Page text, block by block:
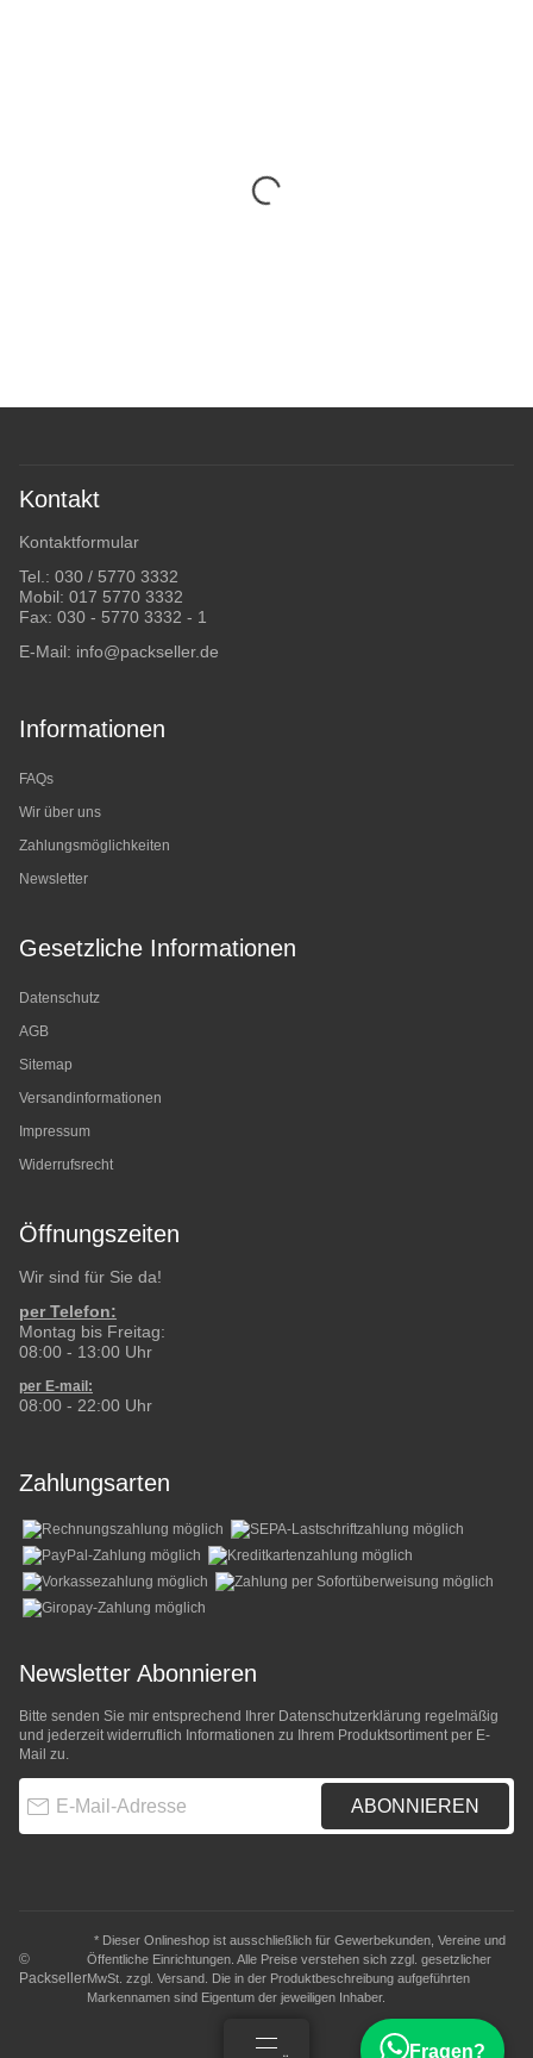
Kontakt
Kontaktformular
Tel.: 030 / 5770 3332
Mobil: 017 5770 3332
Fax: 030 - 5770 3332 - 1
E-Mail: info@packseller.de
Informationen
FAQs
Wir über uns
Zahlungsmöglichkeiten
Newsletter
Gesetzliche Informationen
Datenschutz
AGB
Sitemap
Versandinformationen
Impressum
Widerrufsrecht
Öffnungszeiten
Wir sind für Sie da!
per Telefon:
Montag bis Freitag:
08:00 - 13:00 Uhr
per E-mail:
08:00 - 22:00 Uhr
Zahlungsarten
Newsletter Abonnieren
Bitte senden Sie mir entsprechend Ihrer Datenschutzerklärung regelmäßig
und jederzeit widerruflich Informationen zu Ihrem Produktsortiment per E-
Mail zu.
ABONNIEREN
©
Packseller
* Dieser Onlineshop ist ausschließlich für Gewerbekunden, Vereine und
Öffentliche Einrichtungen. Alle Preise verstehen sich zzgl. gesetzlicher
MwSt. zzgl. Versand . Die in der Produktbeschreibung aufgeführten
Markennamen sind Eigentum der jeweiligen Inhaber.
Fragen?